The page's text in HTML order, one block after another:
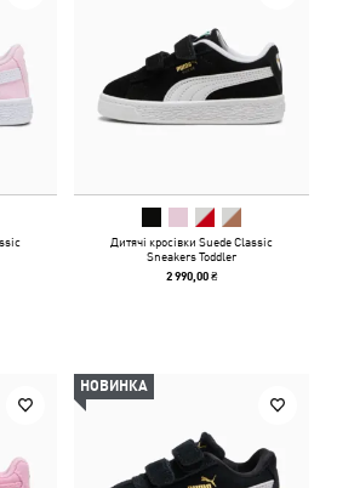
Дитячі кросівки Suede Classic
Sneakers Toddler
2 990,00 ₴
НОВИНКА